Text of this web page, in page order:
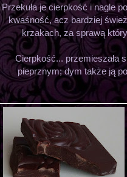
Przekuła je cierpkość i nagle
kwaśność, acz bardziej
krzakach, za sprawą
Cierpkość... przemieszała
pieprznym; dym także ją